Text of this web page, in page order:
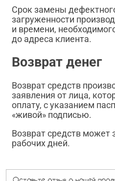
Срок замены
загруженности
и времени,
до адреса клиента.
Возврат денег
Возврат средств
заявления от лица,
оплату, с указанием
«живой» подписью.
Возврат средств может
рабочих дней.